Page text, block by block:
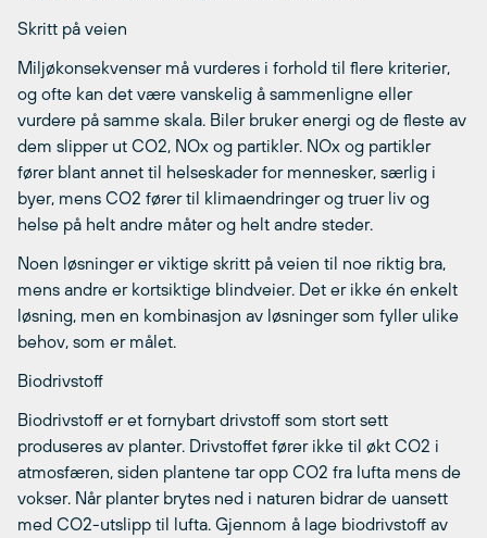
Skritt på veien
Miljøkonsekvenser må vurderes i forhold til flere kriterier,
og ofte kan det være vanskelig å sammenligne eller
vurdere på samme skala. Biler bruker energi og de fleste av
dem slipper ut CO2, NOx og partikler. NOx og partikler
fører blant annet til helseskader for mennesker, særlig i
byer, mens CO2 fører til klimaendringer og truer liv og
helse på helt andre måter og helt andre steder.
Noen løsninger er viktige skritt på veien til noe riktig bra,
mens andre er kortsiktige blindveier. Det er ikke én enkelt
løsning, men en kombinasjon av løsninger som fyller ulike
behov, som er målet.
Biodrivstoff
Biodrivstoff er et fornybart drivstoff som stort sett
produseres av planter. Drivstoffet fører ikke til økt CO2 i
atmosfæren, siden plantene tar opp CO2 fra lufta mens de
vokser. Når planter brytes ned i naturen bidrar de uansett
med CO2-utslipp til lufta. Gjennom å lage biodrivstoff av